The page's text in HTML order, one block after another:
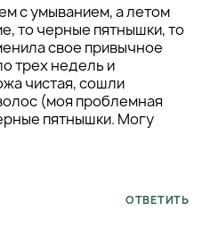
с умыванием, а летом
то черные пятнышки, то
свое привычное
трех недель и
чистая, сошли
(моя проблемная
пятнышки. Могу
ОТВЕТИТЬ